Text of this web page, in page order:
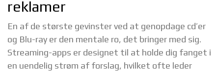
reklamer
En af de største gevinster ved at genopdage cd’er
og Blu-ray er den mentale ro, det bringer med sig.
Streaming-apps er designet til at holde dig fanget i
en uendelig strøm af forslag, hvilket ofte leder